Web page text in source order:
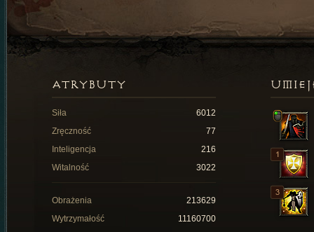
ATRYBUTY
Siła
6012
Zręczność
77
Inteligencja
216
Witalność
3022
Obrażenia
213629
Wytrzymałość
11160700